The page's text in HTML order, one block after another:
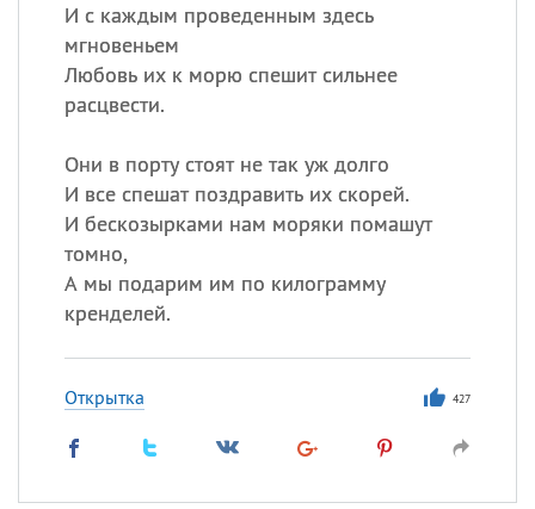
И с каждым проведенным здесь
мгновеньем
Любовь их к морю спешит сильнее
расцвести.
Они в порту стоят не так уж долго
И все спешат поздравить их скорей.
И бескозырками нам моряки помашут
томно,
А мы подарим им по килограмму
кренделей.
Открытка 427
Анатолий, Афанасий,
,Еще
происхождение